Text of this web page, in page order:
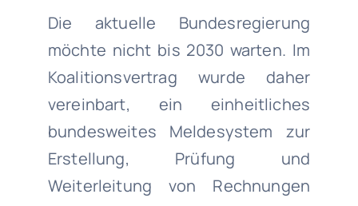
Die aktuelle Bundesregierung
möchte nicht bis 2030 warten. Im
Koalitionsvertrag wurde daher
vereinbart, ein einheitliches
bundesweites Meldesystem zur
Erstellung, Prüfung und
Weiterleitung von Rechnungen